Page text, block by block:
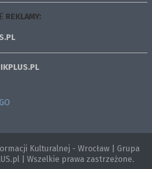
REKLAMY:
Kulturalnej - Wrocław | Grupa
| Wszelkie prawa zastrzeżone.